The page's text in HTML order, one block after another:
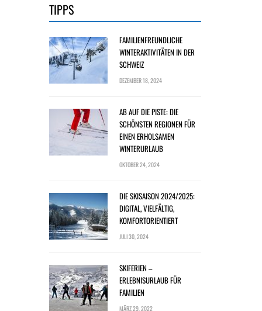
TIPPS
FAMILIENFREUNDLICHE
WINTERAKTIVITÄTEN IN DER
SCHWEIZ
DEZEMBER 18, 2024
AB AUF DIE PISTE: DIE
SCHÖNSTEN REGIONEN FÜR
EINEN ERHOLSAMEN
WINTERURLAUB
OKTOBER 24, 2024
DIE SKISAISON 2024/2025:
DIGITAL, VIELFÄLTIG,
KOMFORTORIENTIERT
JULI 30, 2024
SKIFERIEN –
ERLEBNISURLAUB FÜR
FAMILIEN
MÄRZ 29, 2022